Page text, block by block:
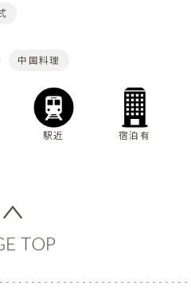
中国料理
駅近 宿泊有